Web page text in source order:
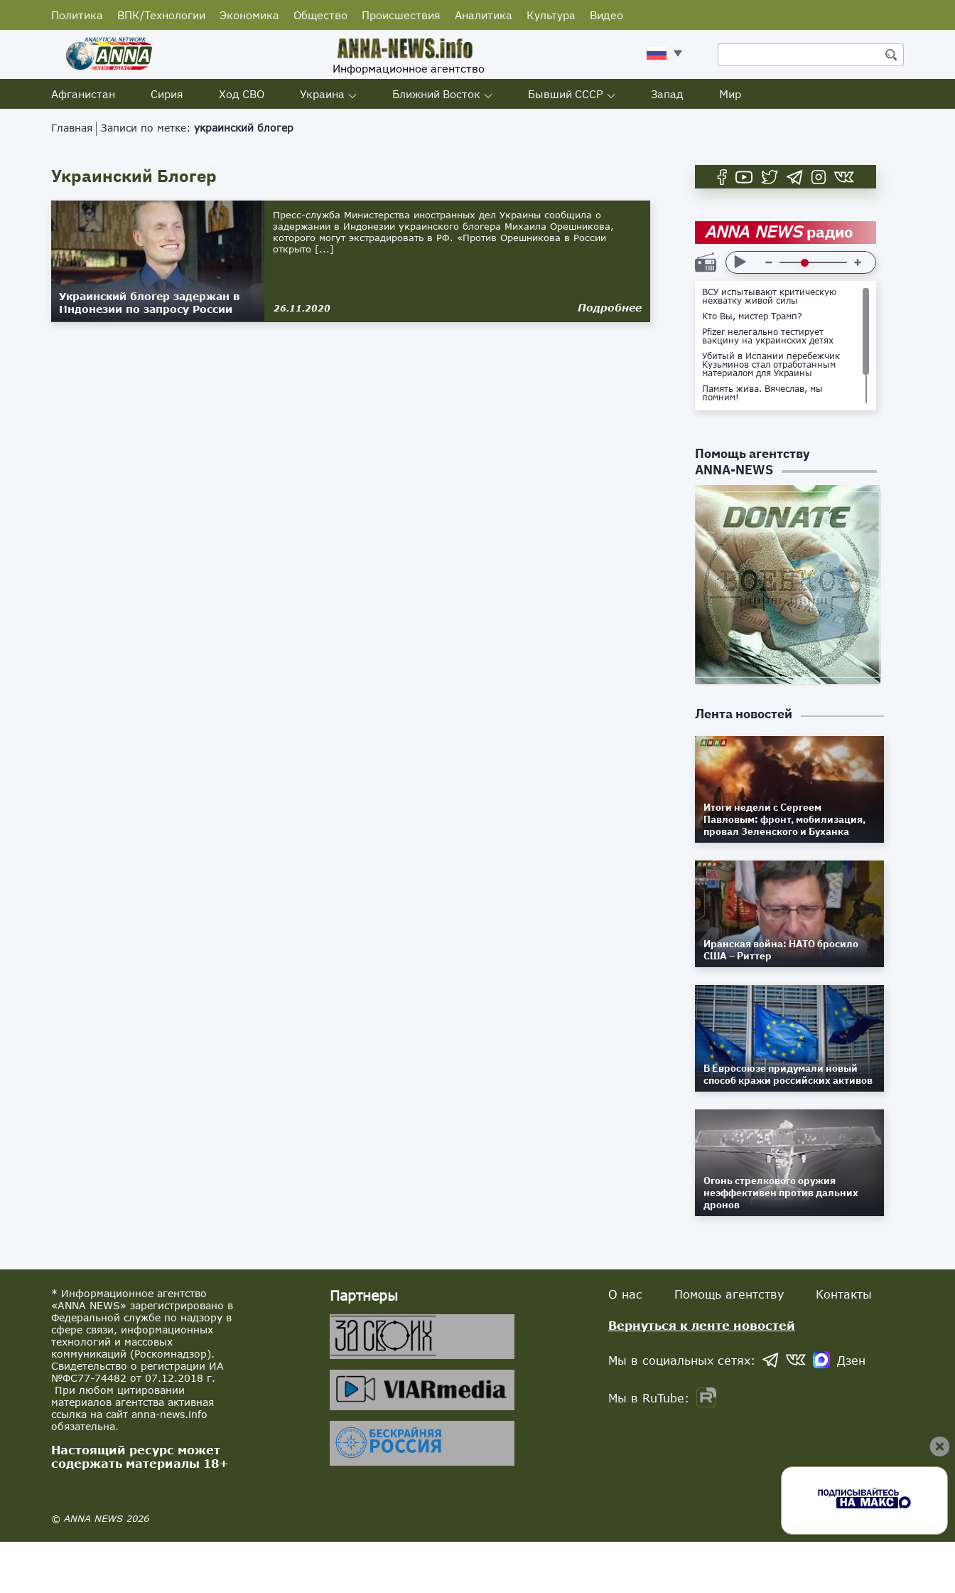
Политика ВПК/Технологии Экономика Общество Происшествия Аналитика Культура Видео
Информационное агентство
Афганистан
Сирия Ход СВО Украина Ближний Восток Бывший СССР Запад Мир
Главная Записи по метке: украинский блогер
Украинский Блогер
Украинский блогер задержан в
Индонезии по запросу России
Пресс-служба Министерства иностранных дел Украины сообщила о
задержании в Индонезии украинского блогера Михаила Орешникова,
которого могут экстрадировать в РФ. «Против Орешникова в России
открыто [...]
26.11.2020 Подробнее
ANNA NEWSрадио
ВСУ испытывают критическую
нехватку живой силы
Кто Вы, мистер Трамп?
Pfizer нелегально тестирует
вакцину на украинских детях
Убитый в Испании перебежчик
Кузьминов стал отработанным
материалом для Украины
Память жива. Вячеслав, мы
помним!
Не доставайся ты никому!
Помощь агентству
ANNA-NEWS
Лента новостей
Итоги недели с Сергеем
Павловым: фронт, мобилизация,
провал Зеленского и Буханка
Иранская война: НАТО бросило
США – Риттер
В Евросоюзе придумали новый
способ кражи российских активов
Огонь стрелкового оружия
неэффективен против дальних
дронов
* Информационное агентство
«ANNA NEWS» зарегистрировано в
Федеральной службе по надзору в
сфере связи, информационных
технологий и массовых
коммуникаций (Роскомнадзор).
Свидетельство о регистрации ИА
№ФС77-74482 от 07.12.2018 г.
При любом цитировании
материалов агентства активная
ссылка на сайт anna-news.info
обязательна.
Настоящий ресурс может
содержать материалы 18+
© ANNA NEWS 2026
Партнеры О нас Помощь агентству Контакты
Вернуться к ленте новостей
Мы в социальных сетях: Дзен
Мы в RuTube: